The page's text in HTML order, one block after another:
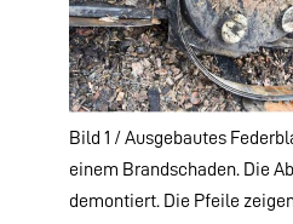
Bild 1 / Ausgebautes
einem Brandschaden. Die
demontiert. Die Pfeile